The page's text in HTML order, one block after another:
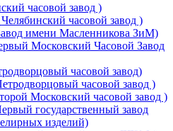
часовой завод )
часовой завод )
имени Масленникова ЗиМ)
Московский Часовой Завод
часовой завод)
часовой завод )
Московский часовой завод )
государственный завод
изделий)